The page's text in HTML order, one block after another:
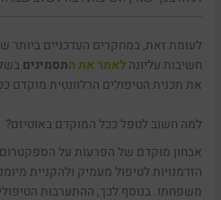
לעומת זאת, במחקרים העדכניים ביותר
חשיבות עליונהלאתר את התסמינים
את תכנית הטיפולים הרלוונטית מוקדם
למה חשוב לטפל ככל המוקדם באוטיזם?
אבחון מוקדם של הפרעות על
הזדמנויות לטיפול מעמיק ולהקניית
משפחתו. בנוסף לכך, ההתערבות